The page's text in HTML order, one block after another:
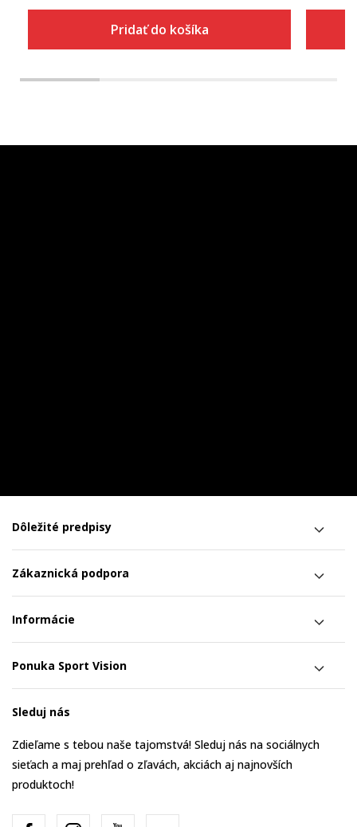
Pridať do košíka
Dôležité predpisy
Zákaznická podpora
Informácie
Ponuka Sport Vision
Sleduj nás
Zdieľame s tebou naše tajomstvá! Sleduj nás na sociálnych
sieťach a maj prehľad o zľavách, akciách aj najnovších
produktoch!